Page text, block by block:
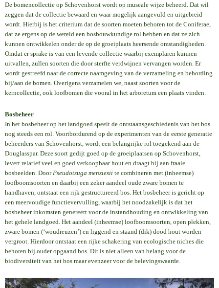
De bomencollectie op Schovenhorst wordt op museale wijze beheerd. Dat wil
zeggen dat de collectie bewaard en waar mogelijk aangevuld en uitgebreid
wordt. Hierbij is het criterium dat de soorten moeten behoren tot de Coniferae,
dat ze ergens op de wereld een bosbouwkundige rol hebben en dat ze zich
kunnen ontwikkelen onder de op de groeiplaats heersende omstandigheden.
Omdat er sprake is van een levende collectie waarbij exemplaren kunnen
uitvallen, zullen soorten die door sterfte verdwijnen vervangen worden. Er
wordt gestreefd naar de correcte naamgeving van de verzameling en bebording
bij/aan de bomen. Overigens verzamelen we, naast soorten voor de
kerncollectie, ook loofbomen die vooral in het arboretum een plaats vinden.
Bosbeheer
In het bosbeheer op het landgoed speelt de ontstaansgeschiedenis van het bos
nog steeds een rol. Voortbordurend op de experimenten van de eerste generatie
beheerders van Schovenhorst, wordt een belangrijke rol toegekend aan de
Douglasspar. Deze soort gedijt goed op de groeiplaatsen op Schovenhorst,
levert relatief veel en goed verkoopbaar hout en draagt bij aan fraaie
bosbeelden. Door Pseudotsuga menziesii te combineren met (inheemse)
loofboomsoorten en daarbij een zeker aandeel oude zware bomen te
handhaven, ontstaat een rijk gestructureerd bos. Het bosbeheer is gericht op
een meervoudige functievervulling, waarbij het noodzakelijk is dat het
bosbeheer inkomsten genereert voor de instandhouding en ontwikkeling van
het gehele landgoed. Het aandeel (inheemse) loofboomsoorten, open plekken,
zware bomen (‘woudreuzen’) en liggend en staand (dik) dood hout worden
vergroot. Hierdoor ontstaat een rijke schakering van ecologische niches die
behoren bij ouder opgaand bos. Dit is niet alleen van belang voor de
biodiversiteit van het bos maar evenzeer voor de belevingswaarde.